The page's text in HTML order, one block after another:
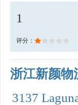
1
评分：
浙江新颜物
3137